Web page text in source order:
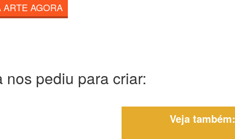
AGORA
pediu para criar:
Veja também: